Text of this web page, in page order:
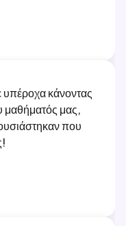
υπέροχα κάνοντας
μας,
που